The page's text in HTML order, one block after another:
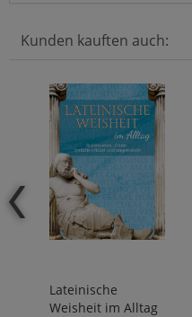
Kunden kauften auch:
Lateinische
Weisheit im Alltag